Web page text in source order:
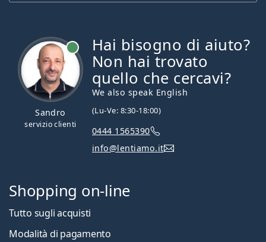
Sandro
servizio clienti
Hai bisogno di aiuto?
Non hai trovato
quello che cercavi?
We also speak English
(Lu-Ve: 8:30-18:00)
0444 1565390
info@lentiamo.it
Shopping on-line
Tutto sugli acquisti
Modalità di pagamento